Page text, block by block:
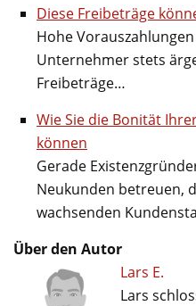
Diese Freibeträge
Hohe
Unternehmer stets
Freibeträge…
Wie Sie die Bonität
können
Gerade
Neukunden betreuen,
wachsenden
Über den Autor
Lars E.
Lars